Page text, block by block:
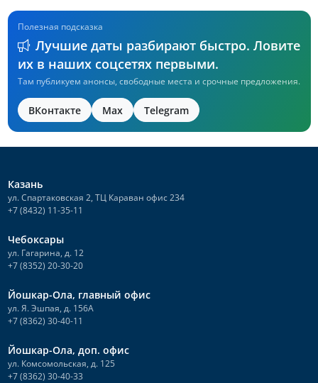
Полезная подсказка
Лучшие даты разбирают быстро. Ловите
их в наших соцсетях первыми.
Там публикуем анонсы, свободные места и срочные предложения.
ВКонтакте Max Telegram
Казань
ул. Спартаковская 2, ТЦ Караван офис 234
+7 (8432) 11-35-11
Чебоксары
ул. Гагарина, д. 12
+7 (8352) 20-30-20
Йошкар-Ола, главный офис
ул. Я. Эшпая, д. 156А
+7 (8362) 30-40-11
Йошкар-Ола, доп. офис
ул. Комсомольская, д. 125
+7 (8362) 30-40-33